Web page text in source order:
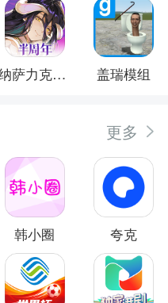
纳萨力克之王 盖瑞模组
更多
韩小圈 夸克